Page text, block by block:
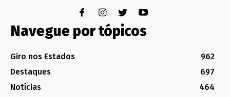
Navegue por tópicos
Giro nos Estados
962
Destaques
697
Notícias
464